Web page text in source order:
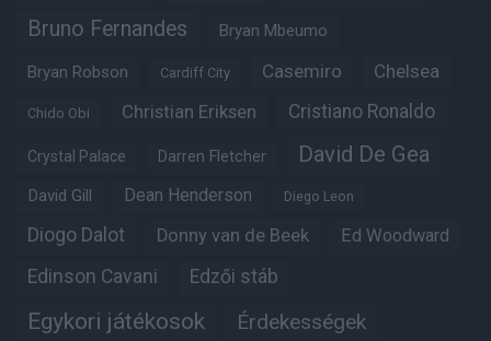
Bruno Fernandes Bryan Mbeumo
Bryan Robson Cardiff City Casemiro Chelsea
Chido Obi Christian Eriksen Cristiano Ronaldo
Crystal Palace Darren Fletcher David De Gea
David Gill Dean Henderson Diego Leon
Diogo Dalot Donny van de Beek Ed Woodward
Edinson Cavani Edzői stáb
Egykori játékosok Érdekességek